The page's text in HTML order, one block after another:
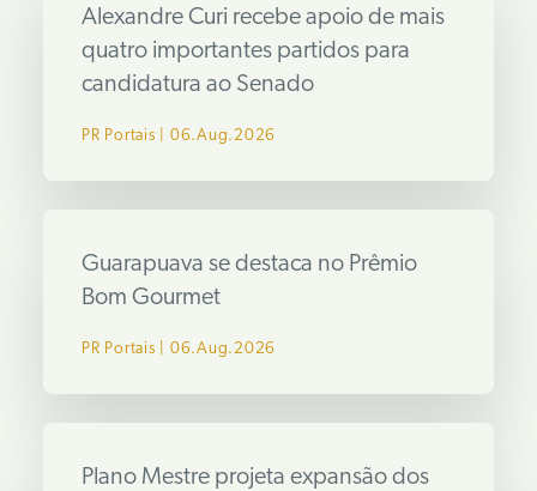
Alexandre Curi recebe apoio de mais
quatro importantes partidos para
candidatura ao Senado
PR Portais 06.Aug.2026
Guarapuava se destaca no Prêmio
Bom Gourmet
PR Portais 06.Aug.2026
Plano Mestre projeta expansão dos